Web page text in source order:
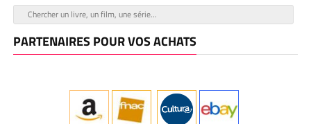
PARTENAIRES POUR VOS ACHATS